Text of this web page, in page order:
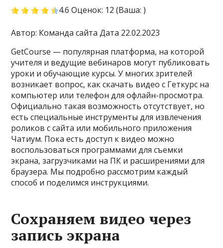
4.6 Оценок: 12 (Ваша: )
Автор: Команда сайта Дата 22.02.2023
GetCourse — популярная платформа, на которой
учителя и ведущие вебинаров могут публиковать
уроки и обучающие курсы. У многих зрителей
возникает вопрос, как скачать видео с Геткурс на
компьютер или телефон для офлайн-просмотра.
Официально такая возможность отсутствует, но
есть специальные инструменты для извлечения
роликов с сайта или мобильного приложения
Чатиум. Пока есть доступ к видео можно
воспользоваться программами для съемки
экрана, загрузчиками на ПК и расширениями для
браузера. Мы подробно рассмотрим каждый
способ и поделимся инструкциями.
Сохраняем видео через
запись экрана